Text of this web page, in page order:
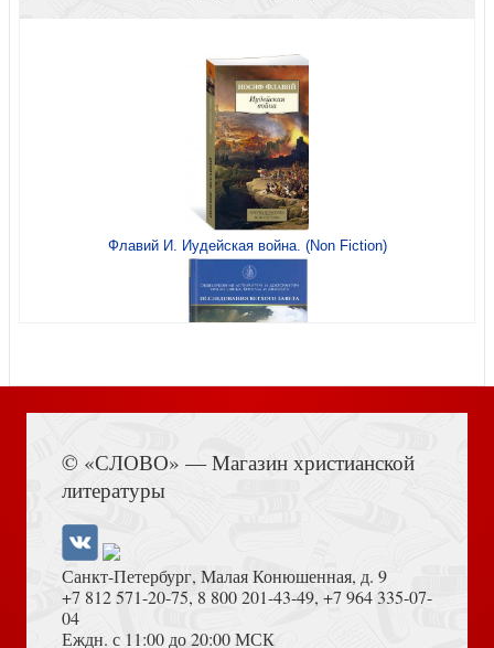
Библия каноническая 055 zti (кожаный переплет, серый
цвет, золотой обрез, индексы)
Библия каноническая 055 (кожа, цвет коричневый
пятнистый, надпись Библия с вензелем, золотой обрез),
Библия каноническая 053ztig (кожа салатовая, на молн.,
Флавий И. Иудейская война. (Non Fiction)
© «СЛОВО» — Магазин христианской
литературы
Санкт-Петербург, Малая Конюшенная, д. 9
+7 812 571-20-75, 8 800 201-43-49, +7 964 335-07-
04
Еждн. с 11:00 до 20:00 МСК